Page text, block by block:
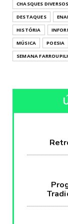
CHASQUES DIVERSOS
DESTAQUES
HISTÓRIA
MÚSICA
POESIA
SEMANA